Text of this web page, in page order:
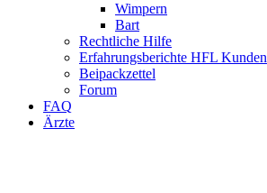
Wimpern
Bart
Rechtliche Hilfe
Erfahrungsberichte HFL Kunden
Beipackzettel
Forum
FAQ
Ärzte